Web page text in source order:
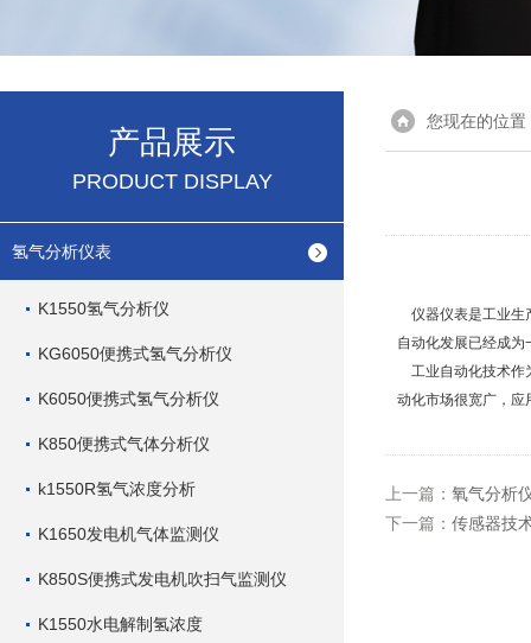
产品展示
PRODUCT DISPLAY
氢气分析仪表
K1550氢气分析仪
KG6050便携式氢气分析仪
K6050便携式氢气分析仪
K850便携式气体分析仪
k1550R氢气浓度分析
K1650发电机气体监测仪
K850S便携式发电机吹扫气监测仪
K1550水电解制氢浓度
您现在的位置
仪器仪表是工业生
自动化发展已经成
工业自动化技术作
动化市场很宽广，应
上一篇： 氧气分析
下一篇： 传感器技